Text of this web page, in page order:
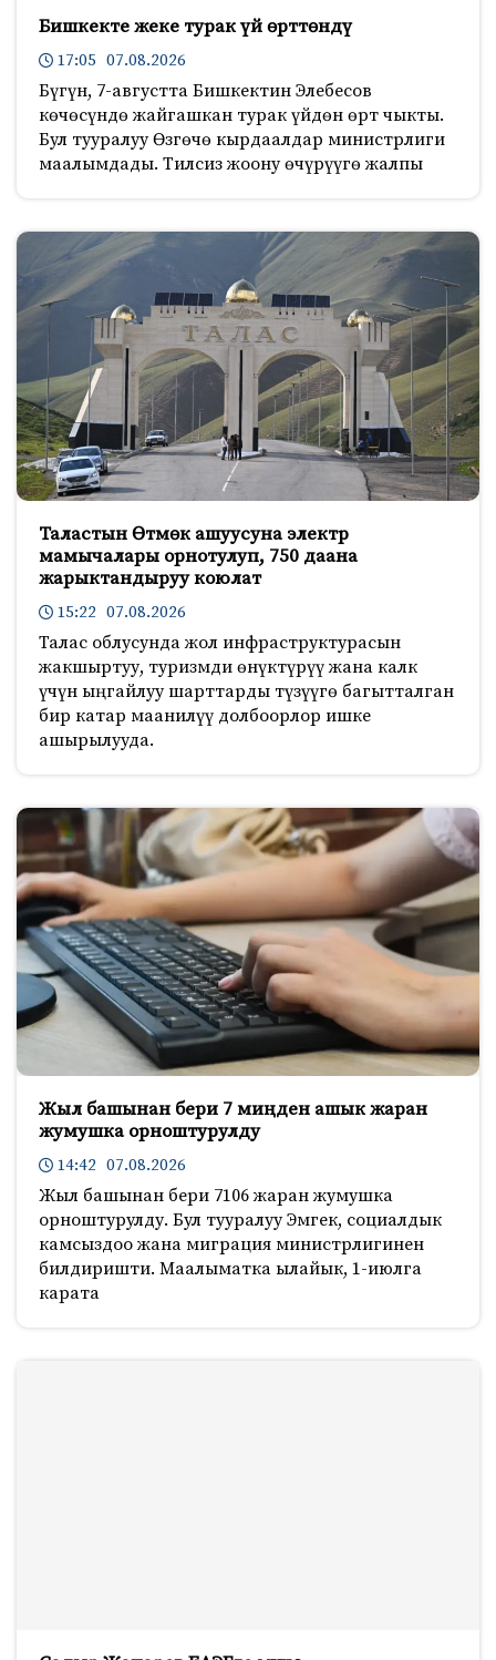
Бишкекте жеке турак үй өрттөндү
17:05 07.08.2026
Бүгүн, 7-августта Бишкектин Элебесов
көчөсүндө жайгашкан турак үйдөн өрт чыкты.
Бул тууралуу Өзгөчө кырдаалдар министрлиги
маалымдады. Тилсиз жоону өчүрүүгө жалпы
Таластын Өтмөк ашуусуна электр
мамычалары орнотулуп, 750 даана
жарыктандыруу коюлат
15:22 07.08.2026
Талас облусунда жол инфраструктурасын
жакшыртуу, туризмди өнүктүрүү жана калк
үчүн ыңгайлуу шарттарды түзүүгө багытталган
бир катар маанилүү долбоорлор ишке
ашырылууда.
Жыл башынан бери 7 миңден ашык жаран
жумушка орноштурулду
14:42 07.08.2026
Жыл башынан бери 7106 жаран жумушка
орноштурулду. Бул тууралуу Эмгек, социалдык
камсыздоо жана миграция министрлигинен
билдиришти. Маалыматка ылайык, 1-июлга
карата